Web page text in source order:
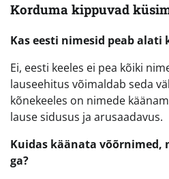
Korduma kippuvad
Kas eesti nimesid peab alati
Ei, eesti keeles ei pea kõiki
lauseehitus võimaldab seda
kõnekeeles on nimede
lause sidusus ja arusaadavus.
Kuidas käänata võõrnimed,
ga?